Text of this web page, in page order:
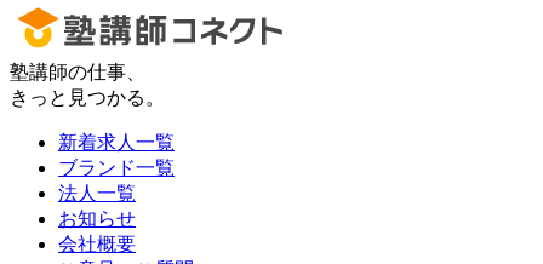
塾講師の仕事、
きっと見つかる。
新着求人一覧
ブランド一覧
法人一覧
お知らせ
会社概要